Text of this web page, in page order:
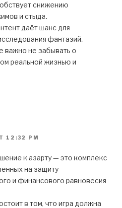
снижению
и стыда.
даёт шанс для
фантазий.
важно не забывать о
реальной жизнью и
12:32 PM
к азарту — это комплекс
на защиту
и финансового равновесия
в том, что игра должна